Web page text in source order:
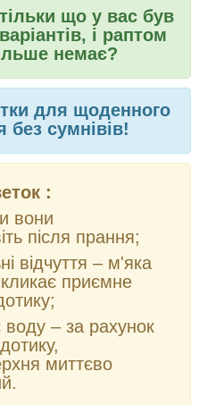
що у вас був
і раптом
немає?
для щоденного
без сумнівів!
:
вони
після прання;
відчуття – м'яка
приємне
воду – за рахунок
миттєво